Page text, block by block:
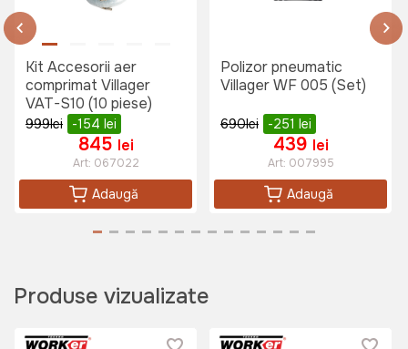
1259 lei
Villager VAT 1072 680Nm
Art:010089
1169 lei
Kit Accesorii aer
comprimat Villager
VAT-S10 (10 piese)
999lei -154 lei
845 lei
Art: 067022
Adaugă
Polizor pneumatic
Villager WF 005 (Set)
690lei -251 lei
439 lei
Art: 007995
Adaugă
Produse vizualizate